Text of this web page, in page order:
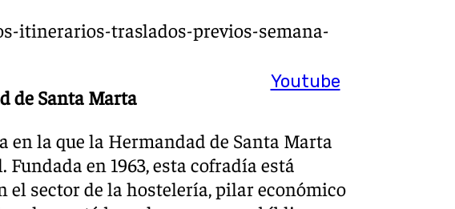
Youtube
itinerarios-traslados-previos-semana-
de Santa Marta
en la que la Hermandad de Santa Marta
Fundada en 1963, esta cofradía está
el sector de la hostelería, pilar económico